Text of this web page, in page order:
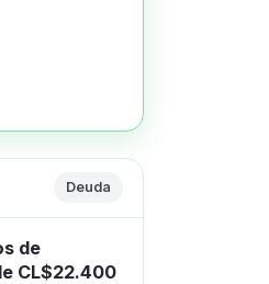
Deuda
de
CL$22.400